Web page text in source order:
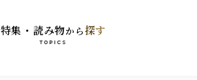
特集・読み物から 探す
TOPICS